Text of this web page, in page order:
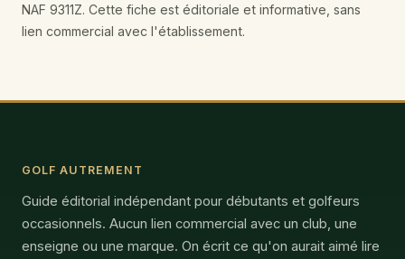
NAF 9311Z. Cette fiche est éditoriale et informative, sans
lien commercial avec l'établissement.
GOLF AUTREMENT
Guide éditorial indépendant pour débutants et golfeurs
occasionnels. Aucun lien commercial avec un club, une
enseigne ou une marque. On écrit ce qu'on aurait aimé lire